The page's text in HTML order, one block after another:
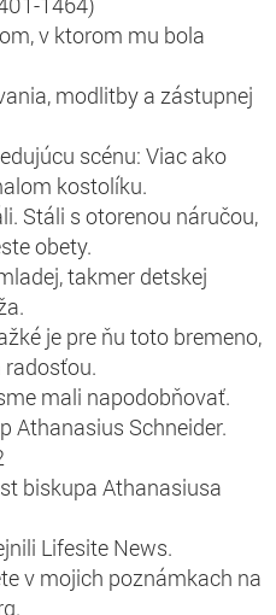
v ktorom mu bola
modlitby a zástupnej
scénu: Viac ako
kostolíku.
Stáli s otorenou náručou,
obety.
takmer detskej
je pre ňu toto bremeno,
mali napodobňovať.
Athanasius Schneider.
biskupa Athanasiusa
Lifesite News.
v mojich poznámkach na